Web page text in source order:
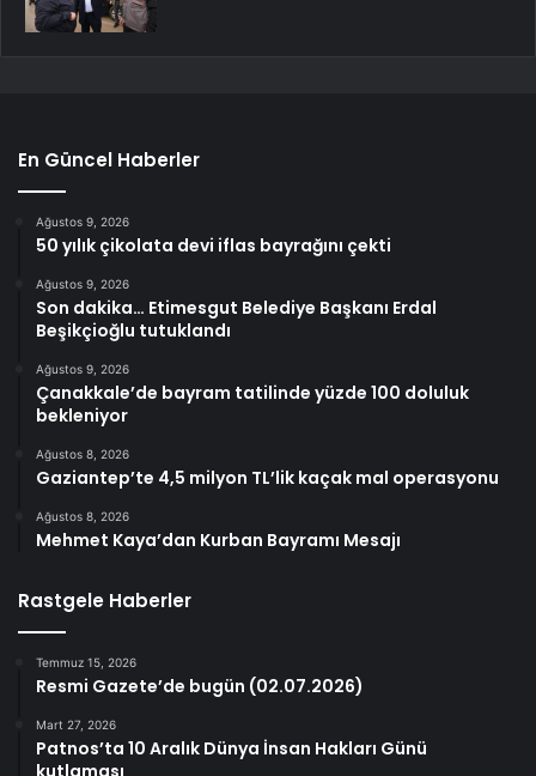
En Güncel Haberler
Ağustos 9, 2026
50 yılık çikolata devi iflas bayrağını çekti
Ağustos 9, 2026
Son dakika… Etimesgut Belediye Başkanı Erdal
Beşikçioğlu tutuklandı
Ağustos 9, 2026
Çanakkale’de bayram tatilinde yüzde 100 doluluk
bekleniyor
Ağustos 8, 2026
Gaziantep’te 4,5 milyon TL’lik kaçak mal operasyonu
Ağustos 8, 2026
Mehmet Kaya’dan Kurban Bayramı Mesajı
Rastgele Haberler
Temmuz 15, 2026
Resmi Gazete’de bugün (02.07.2026)
Mart 27, 2026
Patnos’ta 10 Aralık Dünya İnsan Hakları Günü